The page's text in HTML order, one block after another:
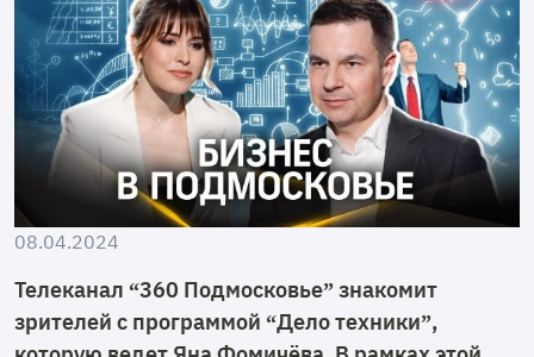
08.04.2024
Телеканал “360 Подмосковье” знакомит
зрителей с программой “Дело техники”,